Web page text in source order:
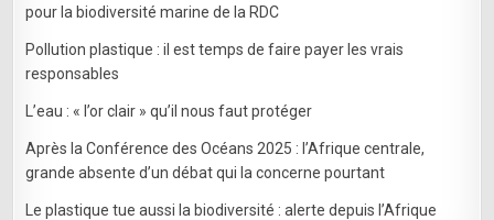
pour la biodiversité marine de la RDC
Pollution plastique : il est temps de faire payer les vrais
responsables
L’eau : « l’or clair » qu’il nous faut protéger
Après la Conférence des Océans 2025 : l’Afrique centrale,
grande absente d’un débat qui la concerne pourtant
Le plastique tue aussi la biodiversité : alerte depuis l’Afrique